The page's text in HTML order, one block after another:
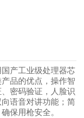
产工业级处理器芯
品的优点，操作智
密码验证，人脸识
语音对讲功能；简
保用枪安全。